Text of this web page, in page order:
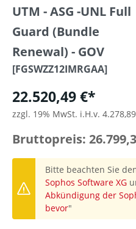
UTM - ASG -UNL Full
Guard (Bundle
Renewal) - GOV
[FGSWZZ12IMRGAA]
22.520,49 €*
zzgl. 19% MwSt. i.H.v.
Bruttopreis:
Bitte beachten Sie
Sophos Software XG
Abkündigung der
bevor"